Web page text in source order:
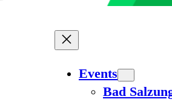
Events
Bad